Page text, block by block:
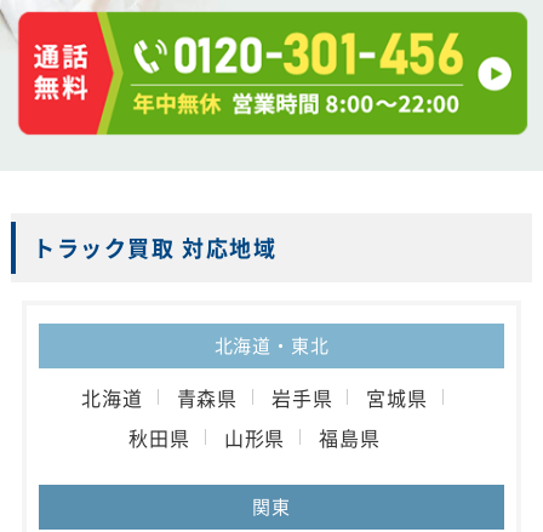
トラック買取 対応地域
北海道・東北
北海道 青森県 岩手県
宮城県
秋田県
山形県 福島県
関東